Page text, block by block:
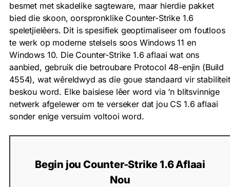
besmet met skadelike sagteware, maar hierdie pakket
bied die skoon, oorspronklike Counter-Strike 1.6
speletjielêers. Dit is spesifiek geoptimaliseer om foutloos
te werk op moderne stelsels soos Windows 11 en
Windows 10. Die Counter-Strike 1.6 aflaai wat ons
aanbied, gebruik die betroubare Protocol 48-enjin (Build
4554), wat wêreldwyd as die goue standaard vir stabiliteit
beskou word. Elke baisiese lêer word via ‘n blitsvinnige
netwerk afgelewer om te verseker dat jou CS 1.6 aflaai
sonder enige versuim voltooi word.
Begin jou Counter-Strike 1.6 Aflaai
Nou